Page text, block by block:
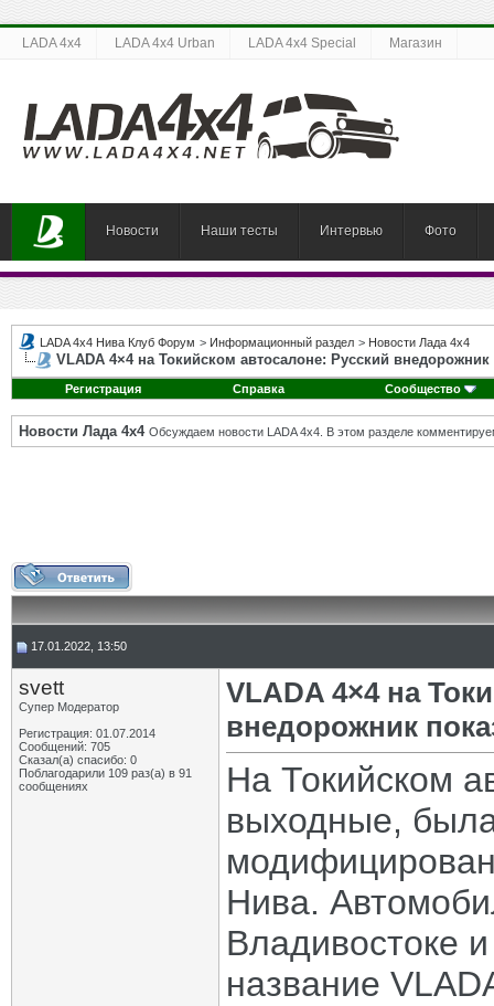
LADA 4x4 LADA 4x4 Urban LADA 4x4 Special Магазин
Новости Наши тесты Интервью Фото
LADA 4x4 Нива Клуб Форум > Информационный раздел > Новости Лада 4х4
VLADA 4×4 на Токийском автосалоне: Русский
Регистрация Справка Сообщество
Новости Лада 4х4 Обсуждаем новости LADA 4x4. В этом разделе
17.01.2022, 13:50
svett
Супер Модератор
Регистрация: 01.07.2014
Сообщений: 705
Сказал(а) спасибо: 0
Поблагодарили 109 раз(а) в 91
сообщениях
VLADA 4×4 на
внедорожник
На Токийском
выходные,
Нива.
Владивостоке
название